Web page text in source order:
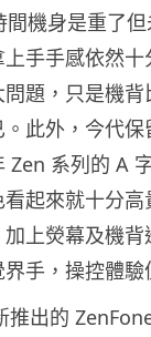
機身是重了
手手感依然
題，只是機
此外，今代
Zen 系列的 A
起來就十分
上熒幕及機背
手，操控體驗
推出的